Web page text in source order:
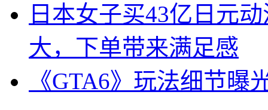
日本女子买43亿日元
大，下单带来满足感
《GTA6》玩法细节